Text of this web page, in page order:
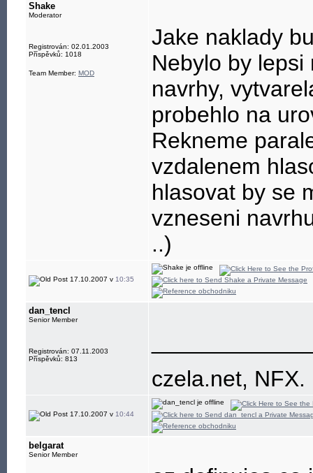
Shake
Moderator
Registrován: 02.01.2003
Příspěvků: 1018
Team Member: MOD
Jake naklady
Nebylo by
navrhy,
probehlo na
Rekneme
vzdalenem
hlasovat by se
vzneseni
..)
17.10.2007 v 10:35
dan_tencl
Senior Member
Registrován: 07.11.2003
Příspěvků: 813
czela.net, NFX.
17.10.2007 v 10:44
belgarat
Senior Member